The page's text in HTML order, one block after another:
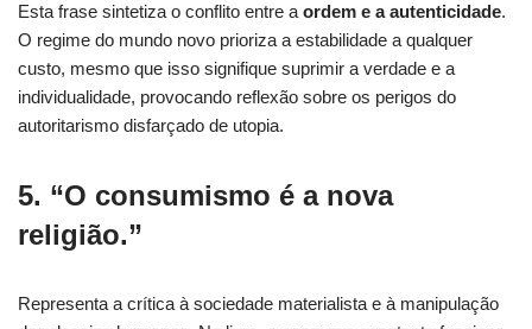
Esta frase sintetiza o conflito entre a ordem e a autenticidade.
O regime do mundo novo prioriza a estabilidade a qualquer
custo, mesmo que isso signifique suprimir a verdade e a
individualidade, provocando reflexão sobre os perigos do
autoritarismo disfarçado de utopia.
5. “O consumismo é a nova
religião.”
Representa a crítica à sociedade materialista e à manipulação